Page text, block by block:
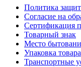
Политика
Согласие на
Сертификация
Товарный знак
Место
Упаковка товара
Транспортные